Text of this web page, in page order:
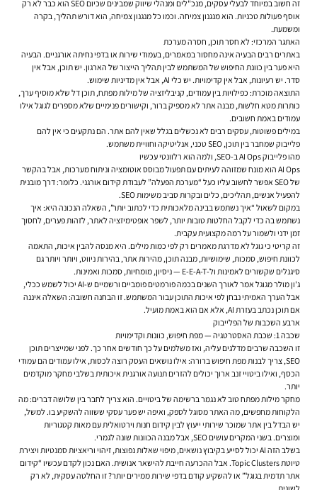
זה חשוב במיוחד לבעלי עסקים, מנכ"לים ומנהלי שיווק שמבינים שכיום SEO הוא כבר לא רק
אוסף פעולות טכניות. הוא מנגנון צמיחה. וכמו כל מנגנון צמיחה, הוא דורש תהליך, בקרה
ומשמעת.
האתגר המרכזי: לא חסר תוכן, חסרה מערכת
באתרים רבים הבעיה אינה מחסור במאמרים, בעמודי שירות או בדפי נחיתה אורגניים. הבעיה
היא פער בין כוונת החיפוש של המשתמש לבין תהליך הייצור של הארגון. יש תוכן, אבל אין
סדר. יש רעיונות, אבל אין קדימויות. יש כלי AI, אבל אין מדיניות שימוש.
התוצאה מוכרת: כפילויות בין עמודים, קניבליזציה של מילות מפתח, תוכן דל שלא מוסיף ערך,
כותרות מטא חלשות, מבנה אתר לא מספיק ברור, וקישורים פנימיים שלא מספרים לגוגל אילו
עמודים באמת חשובים.
במילים פשוטות, עסקים רבים לא נכשלים בגלל שאין להם אתר. הם נתקעים כי אין להם
פלייבוק שמחבר בין תוכן, SEO טכני, אנליטיקה וחוויית משתמש.
מהו פלייבוק AI Ops ב-SEO, ולמה הוא רלוונטי עכשיו
AI Ops הוא מונח שמזוהה לעיתים עם תפעול מבוסס אוטומציה וניתוח מערכות, אבל בהקשר
של SEO אפשר לחשוב עליו כעל “מערכת הפעלה” לעבודת קידום אורגני. כלומר: דרך מובנית
להפעיל אנשים, תהליכים, כלים ובקרות סביב משימות SEO.
במקום לשאול “איך נשתמש בבינה מלאכותית כדי לכתוב יותר”, השאלה הנכונה היא: איך
נשתמש בה כדי לקבל החלטות טובות יותר, לשפר אופטימיזציה לאתר, לזהות פערים, לחסוך
זמן ידני ולשמור על רמה מקצועית עקבית.
זה קריטי כי גוגל לא מדרגת מאמרים רק לפי כמות מילים. היא מנסה להבין איכות, התאמה
לכוונת חיפוש, סמכות, שימושיות, מבנה תוכן, מהירות אתר, בהירות ניווט, ויותר ויותר גם
סיגנלים שקשורים לאמינות ול-E-E-A-T — ניסיון, מומחיות, סמכות ואמינות.
ג'ון מולר מגוגל אמר לאורך השנים בכמה פורמטים פומביים ורשמיים ש-AI יכול לשמש ככלי,
אבל הערך האמיתי נבחן לפי איכות התוכן עבור המשתמש. זו הבחנה חשובה: השאלה איננה
אם תוכן נכתב בעזרת AI, אלא אם הוא באמת מועיל.
ארבע השכבות של הפלייבוק
שכבה 1: שכבת האסטרטגיה — מפת חיפוש, כוונות וקדימויות
זו השכבה שרבים מדלגים עליה, ואז משלמים על כך חודשים אחר כך. לפני שמייצרים תוכן
SEO, צריך לבנות מפת חיפוש ברורה: אילו נושאים העסק רוצה לכסות, אילו עמודים הם עמודי
הכסף, ואילו ביטויי זנב ארוך יכולים להזרים תנועה אורגנית איכותית בשלבי מחקר מוקדמים
יותר.
מחקר מילות מפתח טוב לא נגמר ברשימה של ביטויים. הוא צריך לחבר בין שלושה דברים: מה
הלקוחות מחפשים, מה האתר מסוגל לספק, ואיפה יש פער עסקי ששווה להשקיע בו. למשל,
יש הבדל בין אתר שמוכר שירותי ייעוץ לבין קידום חנות וירטואלית עם מאות קטגוריות
ומוצרים. בשני המקרים עושים SEO, אבל מבנה הכוונות שונה לגמרי.
בשלב הזה AI יכול לסייע בקיבוץ נושאים, מיפוי שאלות נפוצות, זיהוי וריאציות סמנטיות ויצירת
טיוטת Topic Clusters. אבל ההכרעה חייבת להישאר אנושית. האם נכון לקדם עכשיו “קידום
אתר תדמית בגוגל” או להשקיע קודם בדפי שירות ממירים יותר? זו החלטה עסקית, לא רק